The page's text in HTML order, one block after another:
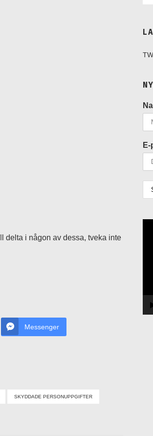
delta i någon av dessa, tveka inte
Messenger
SKYDDADE PERSONUPPGIFTER